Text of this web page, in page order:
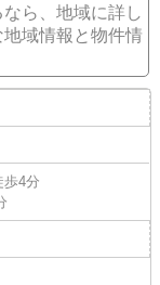
ら、地域に詳し
域情報と物件情
歩4分